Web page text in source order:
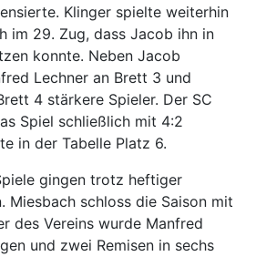
Klinger spielte weiterhin
im 29. Zug, dass Jacob ihn in
konnte. Neben Jacob
Lechner an Brett 3 und
4 stärkere Spieler. Der SC
Spiel schließlich mit 4:2
in der Tabelle Platz 6.
gingen trotz heftiger
Miesbach schloss die Saison mit
des Vereins wurde Manfred
und zwei Remisen in sechs